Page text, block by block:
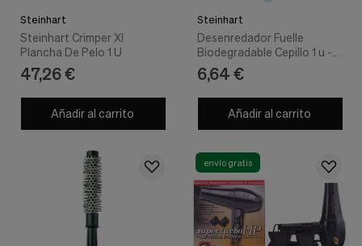
Steinhart
Steinhart Crimper Xl
Plancha De Pelo 1 U
47,26 €
Añadir al carrito
Steinhart
Desenredador Fuelle
Biodegradable Cepillo 1 u -
Steinhart
6,64 €
Añadir al carrito
envío gratis